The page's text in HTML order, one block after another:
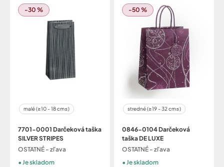
-30 %
malé (≥10 - 18 cm≤)
7701-0001 Darčeková taška
SILVER STRIPES
OSTATNÉ - zľava
Je skladom
-50 %
stredné (≥19 - 32 cm≤)
0846-0104 Darčeková
taška DE LUXE
OSTATNÉ - zľava
Je skladom